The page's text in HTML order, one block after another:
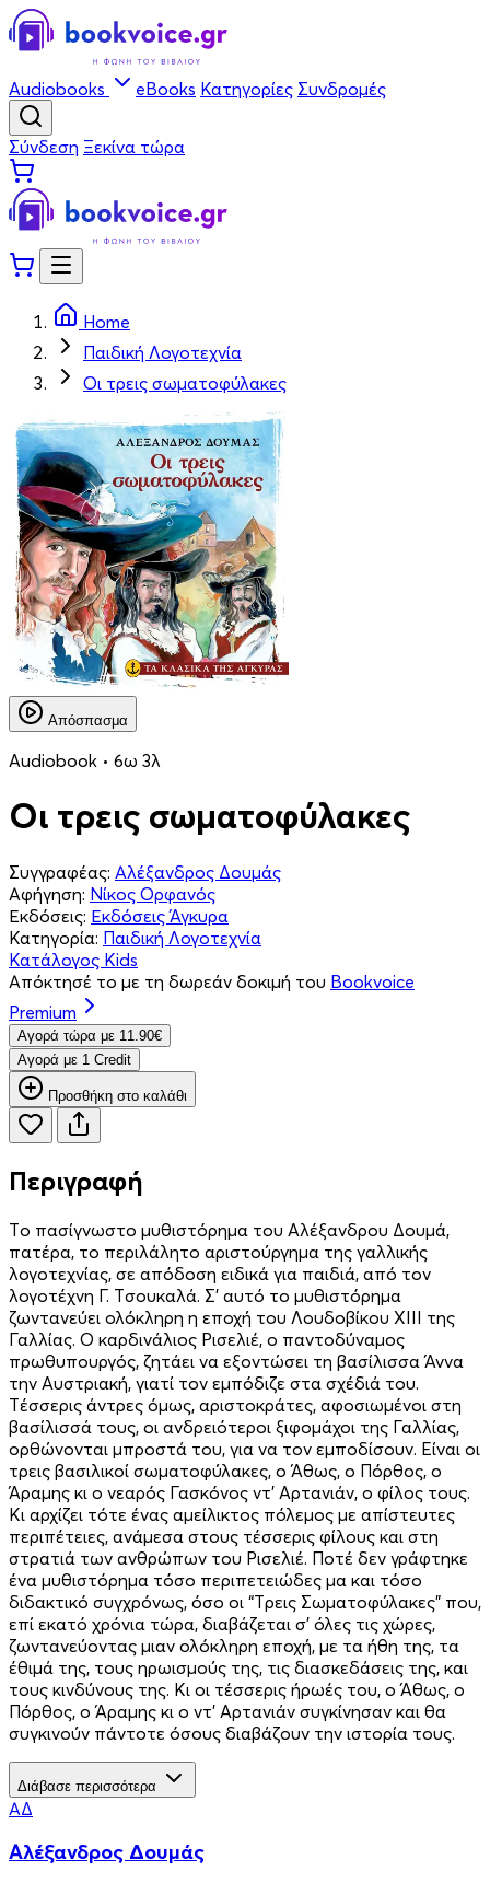
Audiobooks eBooks Κατηγορίες Συνδρομές
Σύνδεση Ξεκίνα τώρα
Home
Παιδική Λογοτεχνία
Οι τρεις σωματοφύλακες
Απόσπασμα
Audiobook • 6ω 3λ
Οι τρεις σωματοφύλακες
Συγγραφέας: Αλέξανδρος Δουμάς
Αφήγηση: Νίκος Ορφανός
Εκδόσεις: Εκδόσεις Άγκυρα
Κατηγορία: Παιδική Λογοτεχνία
Κατάλογος Kids
Απόκτησέ το με τη δωρεάν δοκιμή του Bookvoice
Premium
Aγορά τώρα με 11.90€
Aγορά με 1 Credit
Προσθήκη στο καλάθι
Περιγραφή
Tο πασίγνωστο μυθιστόρημα του Aλέξανδρου Δουμά,
πατέρα, το περιλάλητο αριστούργημα της γαλλικής
λογοτεχνίας, σε απόδοση ειδικά για παιδιά, από τον
λογοτέχνη Γ. Tσουκαλά. Σ’ αυτό το μυθιστόρημα
ζωντανεύει ολόκληρη η εποχή του Λουδοβίκου XIII της
Γαλλίας. O καρδινάλιος Pισελιέ, ο παντοδύναμος
πρωθυπουργός, ζητάει να εξοντώσει τη βασίλισσα Άννα
την Aυστριακή, γιατί τον εμπόδιζε στα σχέδιά του.
Tέσσερις άντρες όμως, αριστοκράτες, αφοσιωμένοι στη
βασίλισσά τους, οι ανδρειότεροι ξιφομάχοι της Γαλλίας,
ορθώνονται μπροστά του, για να τον εμποδίσουν. Eίναι οι
τρεις βασιλικοί σωματοφύλακες, ο Άθως, ο Πόρθος, ο
Άραμης κι ο νεαρός Γασκόνος ντ’ Aρτανιάν, ο φίλος τους.
Kι αρχίζει τότε ένας αμείλικτος πόλεμος με απίστευτες
περιπέτειες, ανάμεσα στους τέσσερις φίλους και στη
στρατιά των ανθρώπων του Pισελιέ. Ποτέ δεν γράφτηκε
ένα μυθιστόρημα τόσο περιπετειώδες μα και τόσο
διδακτικό συγχρόνως, όσο οι “Tρεις Σωματοφύλακες” που,
επί εκατό χρόνια τώρα, διαβάζεται σ’ όλες τις χώρες,
ζωντανεύοντας μιαν ολόκληρη εποχή, με τα ήθη της, τα
έθιμά της, τους ηρωισμούς της, τις διασκεδάσεις της, και
τους κινδύνους της. Kι οι τέσσερις ήρωές του, ο Άθως, ο
Πόρθος, ο Άραμης κι ο ντ’ Aρτανιάν συγκίνησαν και θα
συγκινούν πάντοτε όσους διαβάζουν την ιστορία τους.
Διάβασε περισσότερα
ΑΔ
Αλέξανδρος Δουμάς